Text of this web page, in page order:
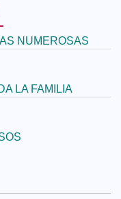
NUMEROSAS
LA FAMILIA